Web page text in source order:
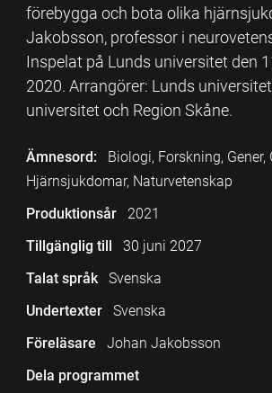
förebygga och bota olika
Jakobsson, professor i
Inspelat på Lunds universitet den
2020. Arrangörer: Lunds
universitet och Region Skåne.
Ämnesord:
Biologi, Forskning, Gener,
Hjärnsjukdomar, Naturvetenskap
Produktionsår
2021
Tillgänglig till
30 juni 2027
Talat språk
Svenska
Undertexter
Svenska
Föreläsare
Johan Jakobsson
Dela programmet